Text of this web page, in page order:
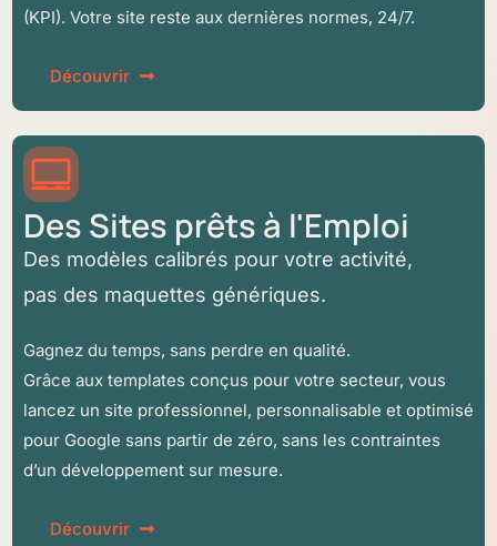
(KPI). Votre site reste aux dernières normes, 24/7.
Découvrir
Des Sites prêts à l'Emploi
Des modèles calibrés pour votre activité,
pas des maquettes génériques.
Gagnez du temps, sans perdre en qualité.
Grâce aux templates conçus pour votre secteur, vous
lancez un site professionnel, personnalisable et optimisé
pour Google sans partir de zéro, sans les contraintes
d’un développement sur mesure.
Découvrir